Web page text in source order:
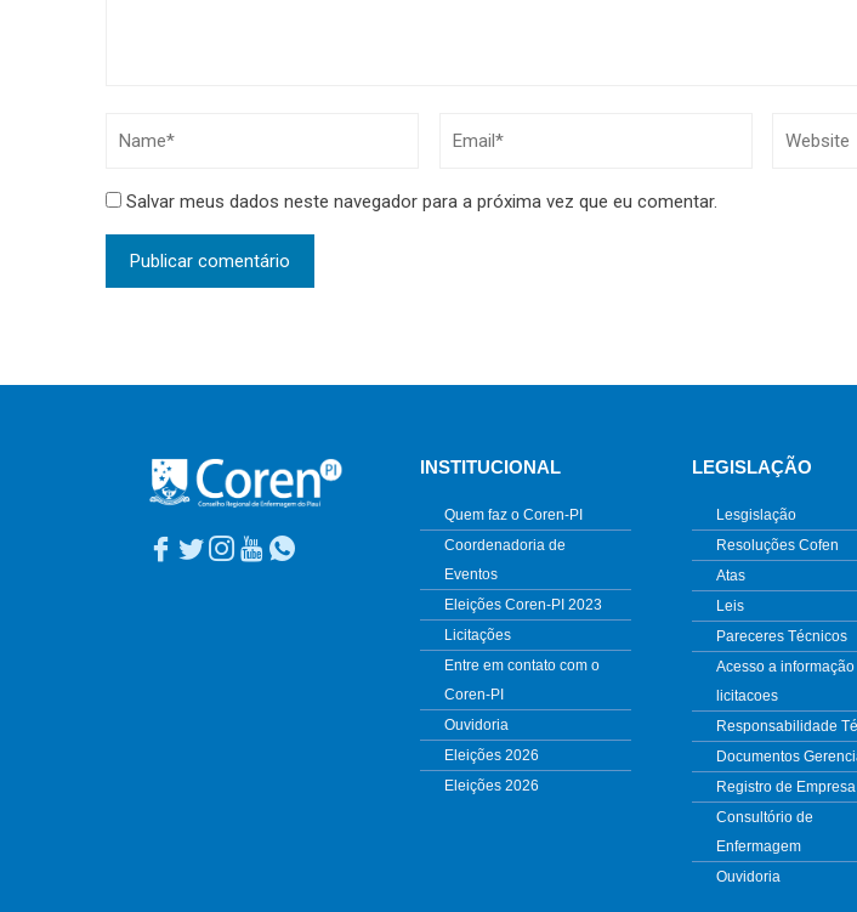
Salvar meus dados neste navegador para a próxima vez que eu comentar.
INSTITUCIONAL
Quem faz o Coren-PI
Coordenadoria de
Eventos
Eleições Coren-PI 2023
Licitações
Entre em contato com o
Coren-PI
Ouvidoria
Eleições 2026
Eleições 2026
LEGISLAÇÃO
Lesgislação
Resoluções Cofen
Atas
Leis
Pareceres Técnicos
Acesso a informação
licitacoes
Responsabilidade
Documentos
Registro de Empresa
Consultório de
Enfermagem
Ouvidoria